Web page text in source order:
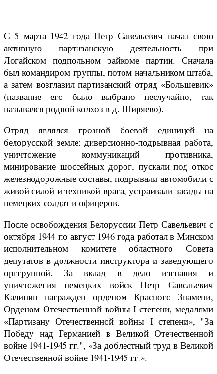
С 5 марта 1942 года Петр Савельевич начал свою
активную партизанскую деятельность при
Логайском подпольном райкоме партии. Сначала
был командиром группы, потом начальником штаба,
а затем возглавил партизанский отряд «Большевик»
(название его было выбрано неслучайно, так
назывался родной колхоз в д. Ширяево).
Отряд являлся грозной боевой единицей на
белорусской земле: диверсионно-подрывная работа,
уничтожение коммуникаций противника,
минирование шоссейных дорог, пускали под откос
железнодорожные составы, подрывали автомобили с
живой силой и техникой врага, устраивали засады на
немецких солдат и офицеров.
После освобождения Белоруссии Петр Савельевич с
октября 1944 по август 1946 года работал в Минском
исполнительном комитете областного Совета
депутатов в должности инструктора и заведующего
орггруппой. За вклад в дело изгнания и
уничтожения немецких войск Петр Савельевич
Калинин награжден орденом Красного Знамени,
Орденом Отечественной войны I степени, медалями
«Партизану Отечественной войны I степени», "За
Победу над Германией в Великой Отечественной
войне 1941-1945 гг.", «За доблестный труд в Великой
Отечественной войне 1941-1945 гг.».